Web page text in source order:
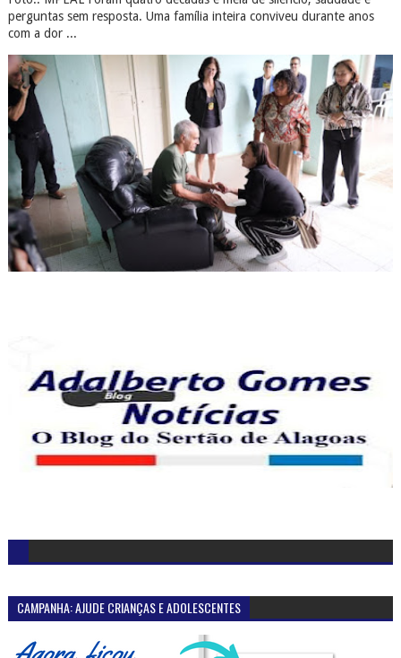
perguntas sem resposta. Uma família inteira conviveu durante anos
com a dor ...
CAMPANHA: AJUDE CRIANÇAS E ADOLESCENTES